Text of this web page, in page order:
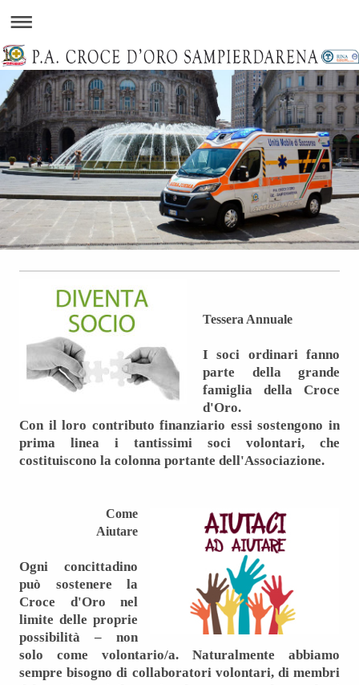
Tessera Annuale
I soci ordinari fanno
parte della grande
famiglia della Croce
d'Oro.
Con il loro contributo finanziario essi sostengono in
prima linea i tantissimi soci volontari, che
costituiscono la colonna portante dell'Associazione.
Come
Aiutare
Ogni concittadino
può sostenere la
Croce d'Oro nel
limite delle proprie
possibilità – non
solo come volontario/a. Naturalmente abbiamo
sempre bisogno di collaboratori volontari, di membri